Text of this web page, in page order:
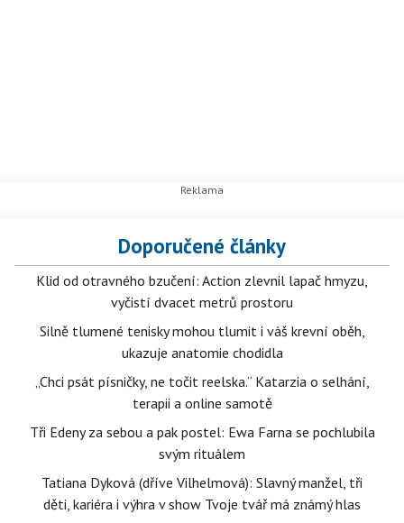
Doporučené články
Klid od otravného bzučení: Action zlevnil lapač hmyzu,
vyčistí dvacet metrů prostoru
Silně tlumené tenisky mohou tlumit i váš krevní oběh,
ukazuje anatomie chodidla
„Chci psát písničky, ne točit reelska.“ Katarzia o selhání,
terapii a online samotě
Tři Edeny za sebou a pak postel: Ewa Farna se pochlubila
svým rituálem
Tatiana Dyková (dříve Vilhelmová): Slavný manžel, tři
děti, kariéra i výhra v show Tvoje tvář má známý hlas